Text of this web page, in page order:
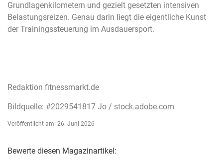
Grundlagenkilometern und gezielt gesetzten intensiven
Belastungsreizen. Genau darin liegt die eigentliche Kunst
der Trainingssteuerung im Ausdauersport.
Redaktion fitnessmarkt.de
Bildquelle: #2029541817 Jo / stock.adobe.com
Veröffentlicht am: 26. Juni 2026
Bewerte diesen Magazinartikel: